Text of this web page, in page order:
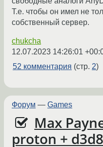
Т.е. чтобы он имел не
собственный сервер.
chukcha
12.07.2023 14:26:01
52 комментария (стр. 2)
Форум — Games
Max
proton +